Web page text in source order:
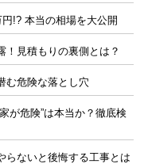
!? 本当の相場を大公開
！見積もりの裏側とは？
む危険な落とし穴
が危険”は本当か？徹底検
らないと後悔する工事とは